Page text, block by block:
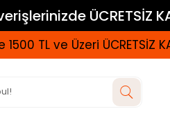
ÜCRETSİZ
TL ve Üzeri ÜCRETSİZ